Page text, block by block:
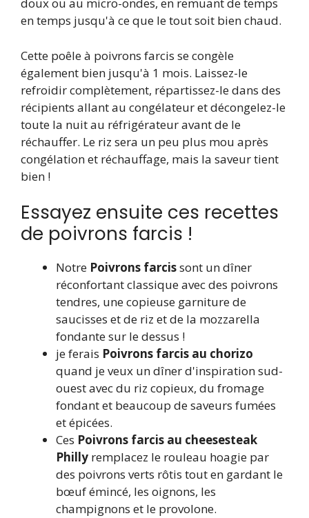
doux ou au micro-ondes, en remuant de temps
en temps jusqu'à ce que le tout soit bien chaud.
Cette poêle à poivrons farcis se congèle
également bien jusqu'à 1 mois. Laissez-le
refroidir complètement, répartissez-le dans des
récipients allant au congélateur et décongelez-le
toute la nuit au réfrigérateur avant de le
réchauffer. Le riz sera un peu plus mou après
congélation et réchauffage, mais la saveur tient
bien !
Essayez ensuite ces recettes
de poivrons farcis !
Notre Poivrons farcissont un dîner
réconfortant classique avec des poivrons
tendres, une copieuse garniture de
saucisses et de riz et de la mozzarella
fondante sur le dessus !
je ferais Poivrons farcis au chorizo
quand je veux un dîner d'inspiration sud-
ouest avec du riz copieux, du fromage
fondant et beaucoup de saveurs fumées
et épicées.
Ces Poivrons farcis au cheesesteak
Philly remplacez le rouleau hoagie par
des poivrons verts rôtis tout en gardant le
bœuf émincé, les oignons, les
champignons et le provolone.